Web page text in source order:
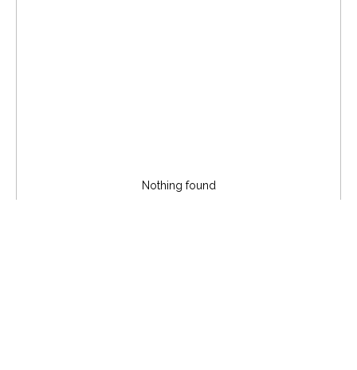
Nothing found